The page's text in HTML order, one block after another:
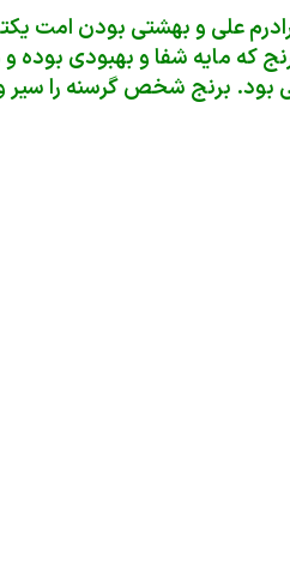
علی و بهشتی بودن امت یکتا
که مایه شفا و بهبودی بوده
بود. برنج شخص گرسنه را سیر